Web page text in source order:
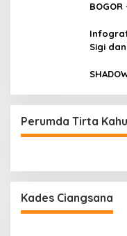
BOGOR
Sigi
Perumda Tirta
Kades Ciangsana